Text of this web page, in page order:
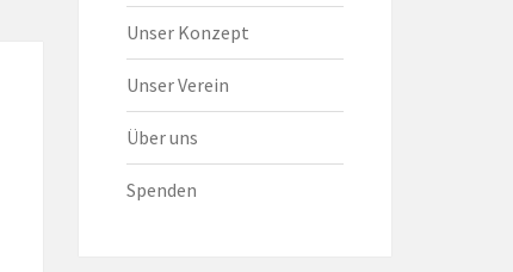
Unser Konzept
Unser Verein
Über uns
Spenden